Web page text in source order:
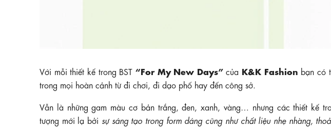
Với mỗi thiết kế trong BST “For My New Days”của K&K Fashion bạn có
trong mọi hoàn cảnh từ đi chơi, đi dạo phố hay đến công sở.
Vẫn là những gam màu cơ bản trắng, đen, xanh, vàng… nhưng các thiết kế
tượng mới lạ bởi sự sáng tạo trong form dáng cũng như chất liệu nhẹ nhàng,